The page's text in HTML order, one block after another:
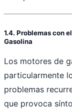
1.4. Problemas con
Gasolina
Los motores de
particularmente
problemas
que provoca